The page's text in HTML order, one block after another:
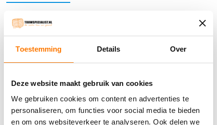
Toestemming Details Over
Deze website maakt gebruik van cookies
We gebruiken cookies om content en advertenties te
personaliseren, om functies voor social media te bieden
en om ons websiteverkeer te analyseren. Ook delen we
֍ Groot aanbod & scherpe prijzen!
֍ Deskundig advies en gratis proefstukjes.